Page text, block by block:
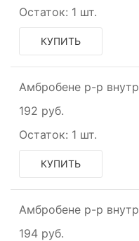
Остаток: 1 шт.
КУПИТЬ
Амбробене р-р
192 руб.
Остаток: 1 шт.
КУПИТЬ
Амбробене р-р
194 руб.